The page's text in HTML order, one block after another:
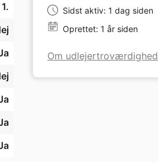
1.
Sidst aktiv: 1 dag siden
Oprettet: 1 år siden
Om udlejertroværdighed